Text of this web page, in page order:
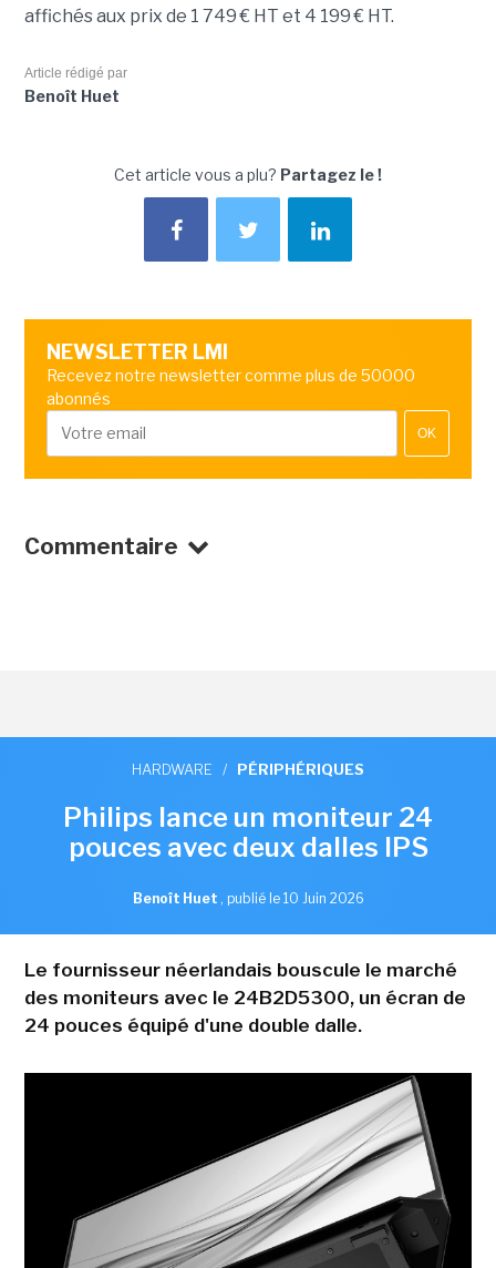
affichés aux prix de 1 749 € HT et 4 199 € HT.
Article rédigé par
Benoît Huet
Cet article vous a plu? Partagez le !
NEWSLETTER LMI
Recevez notre newsletter comme plus de 50000
abonnés
OK
Commentaire
HARDWARE / PÉRIPHÉRIQUES
Philips lance un moniteur 24
pouces avec deux dalles IPS
Benoît Huet , publié le 10 Juin 2026
Le fournisseur néerlandais bouscule le marché
des moniteurs avec le 24B2D5300, un écran de
24 pouces équipé d'une double dalle.